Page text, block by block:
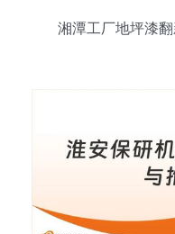
湘潭工厂地坪漆